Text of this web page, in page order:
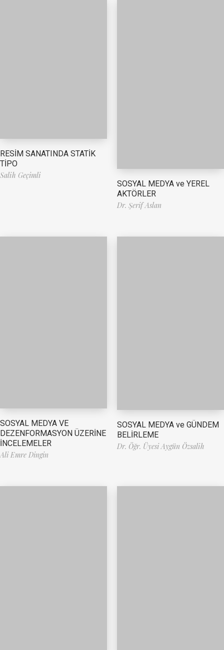
RESİM SANATINDA STATİK
TİPO
Salih Geçimli
SOSYAL MEDYA ve YEREL
AKTÖRLER
Dr. Şerif Aslan
SOSYAL MEDYA VE
DEZENFORMASYON ÜZERİNE
İNCELEMELER
Ali Emre Dingin
SOSYAL MEDYA ve GÜNDEM
BELİRLEME
Dr. Öğr. Üyesi Aygün Özsalih